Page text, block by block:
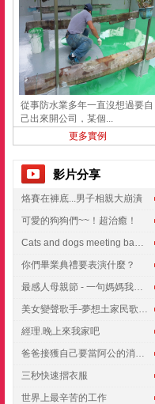
從事防水業多年一直沒想過要自
己出來開公司，某個...
更多實例
影片分享
烙賽在褲底...男子相親大崩潰
可愛的狗狗們~~！超治癒！
Cats and dogs meeting babies for the first time
你們畢業典禮要表演什麼？
最感人母親節 - 一句媽媽我愛你
美女變聲歌手-夢想土家民歌傳遍世界
經理.晚上來我家吧
爸爸接獲自己要當阿公的消息，反應史上最可愛!!!
三秒快速摺衣服
世界上最辛苦的工作